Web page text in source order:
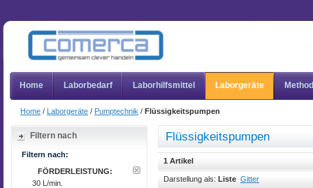
Home Laborbedarf Laborhilfsmittel Laborgeräte
Home / Laborgeräte / Pumptechnik /Flüssigkeitspumpen
Flüssigkeitspumpen
1 Artikel
Darstellung als: Liste Gitter
Filtern nach
Filtern nach:
FÖRDERLEISTUNG:
30 L/min.